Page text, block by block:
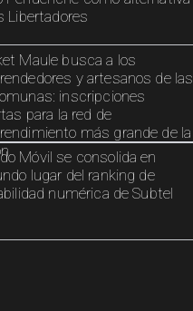
Libertadores
Maule busca a los
y artesanos de las
inscripciones
para la red de
más grande de la
Móvil se consolida en
lugar del ranking de
numérica de Subtel